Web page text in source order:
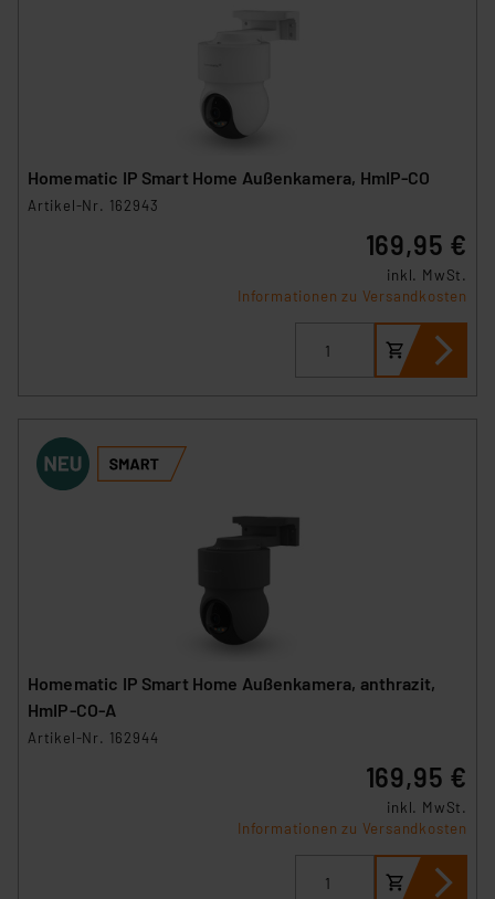
Homematic IP Smart Home Außenkamera, HmIP-CO
Artikel-Nr. 162943
169,95 €
inkl. MwSt.
Informationen zu Versandkosten
Homematic IP Smart Home Außenkamera, anthrazit,
HmIP-CO-A
Artikel-Nr. 162944
169,95 €
inkl. MwSt.
Informationen zu Versandkosten